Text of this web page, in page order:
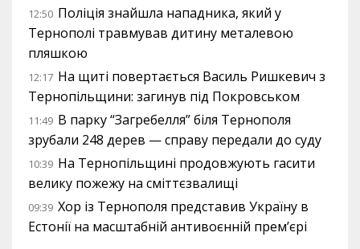
12:50 Поліція знайшла нападника, який у
Тернополі травмував дитину металевою
пляшкою
12:17 На щиті повертається Василь Ришкевич з
Тернопільщини: загинув під Покровськом
11:49 В парку “Загребелля” біля Тернополя
зрубали 248 дерев — справу передали до суду
10:39 На Тернопільщині продовжують гасити
велику пожежу на сміттєзвалищі
09:39 Хор із Тернополя представив Україну в
Естонії на масштабній антивоєнній прем’єрі